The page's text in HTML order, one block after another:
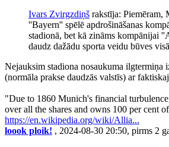
Ivars Zvirgzdiņš rakstīja: Piemēram,
''Bayern'' spēlē apdrošināšanas
stadionā, bet kā zināms kompānijai
daudz dažādu sporta veidu būves
Nejauksim stadiona nosaukuma ilgtermiņa
(normāla prakse daudzās valstīs) ar
"Due to 1860 Munich's financial
over all the shares and owns 100 per cent
https://en.wikipedia.org/wiki/Allia...
loook ploik! , 2024-08-30 20:50, pirms 2